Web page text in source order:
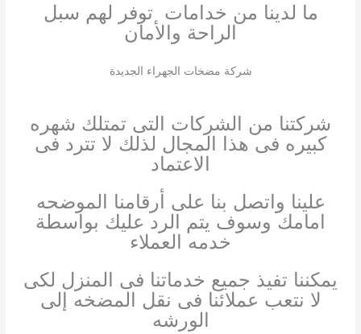
ما لدينا من خدامات توفر لهم سبل
الراحة والأمان
شركة مضخات الجهراء الجديدة
شركتنا من الشركات التى تمتلك شهره
كبيره فى هذا المجال لذلك لا تترد فى
الاعتماد
علينا واتصل بنا على أرقامنا الموضحه
امامك وسوف يتم الرد عليك بواسطة
خدمه العملاء
يمكننا تفيذ جميع خدماتنا فى المنزل لكى
لا نتعب عملائنا فى نقل المضخه إلى
الورشه